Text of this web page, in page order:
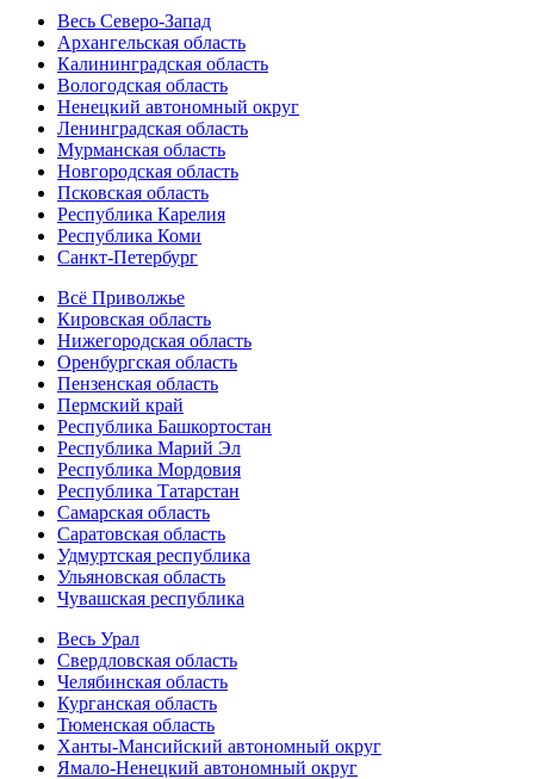
Весь Северо-Запад
Архангельская область
Калининградская область
Вологодская область
Ненецкий автономный округ
Ленинградская область
Мурманская область
Новгородская область
Псковская область
Республика Карелия
Республика Коми
Санкт-Петербург
Всё Приволжье
Кировская область
Нижегородская область
Оренбургская область
Пензенская область
Пермский край
Республика Башкортостан
Республика Марий Эл
Республика Мордовия
Республика Татарстан
Самарская область
Саратовская область
Удмуртская республика
Ульяновская область
Чувашская республика
Весь Урал
Свердловская область
Челябинская область
Курганская область
Тюменская область
Ханты-Мансийский автономный округ
Ямало-Ненецкий автономный округ